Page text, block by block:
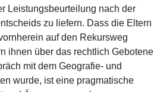
Leistungsbeurteilung nach der
zu liefern. Dass die Eltern
auf den Rekursweg
ihnen über das rechtlich Gebotene
mit dem Geografie- und
wurde, ist eine pragmatische